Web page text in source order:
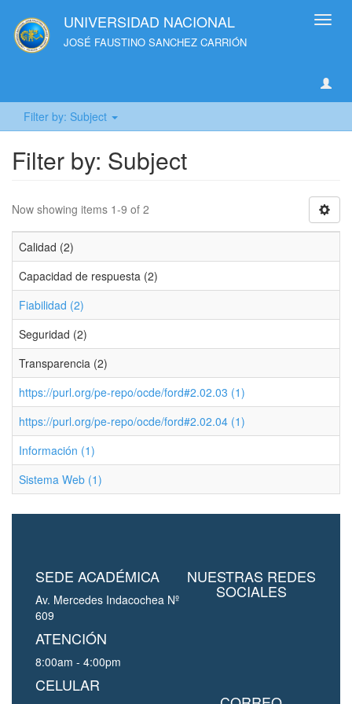
UNIVERSIDAD NACIONAL
JOSÉ FAUSTINO SANCHEZ CARRIÓN
Filter by: Subject
Filter by: Subject
Now showing items 1-9 of 2
Calidad (2)
Capacidad de respuesta (2)
Fiabilidad (2)
Seguridad (2)
Transparencia (2)
https://purl.org/pe-repo/ocde/ford#2.02.03 (1)
https://purl.org/pe-repo/ocde/ford#2.02.04 (1)
Información (1)
Sistema Web (1)
SEDE ACADÉMICA
Av. Mercedes Indacochea Nº
609
ATENCIÓN
8:00am - 4:00pm
CELULAR
NUESTRAS REDES
SOCIALES